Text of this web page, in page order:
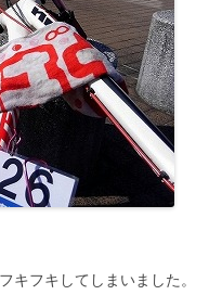
キフキしてしまいました。